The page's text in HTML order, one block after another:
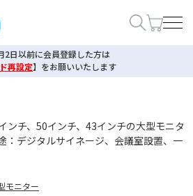
2日以前に会員登録した方は
再設定】 をお願いいたします
ンチ、50インチ、43インチの大型モニタ
：デジタルサイネージ、会議室設置、一
モニター